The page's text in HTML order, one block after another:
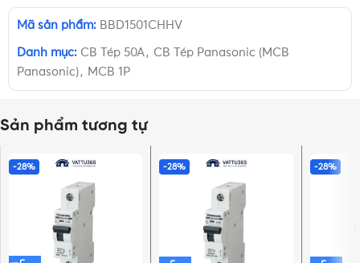
Mã sản phẩm: BBD1501CHHV
Danh mục: CB Tép 50A, CB Tép Panasonic (MCB
Panasonic), MCB 1P
Sản phẩm tương tự
-28% -28% -28%